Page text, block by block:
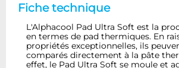
Fiche technique
L'Alphacool Pad Ultra Soft est la
en termes de pad thermiques. En
propriétés exceptionnelles, ils
comparés directement à la pâte
effet, le Pad Ultra Soft se moule et